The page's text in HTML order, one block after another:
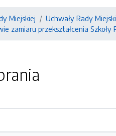
Miejskiej Uchwały Rady
zamiaru przekształcenia